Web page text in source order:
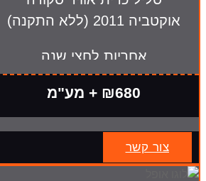
אוקטביה 2011 (ללא התקנה)
אחריות לחצי שנה
₪680 + מע"מ
צור קשר